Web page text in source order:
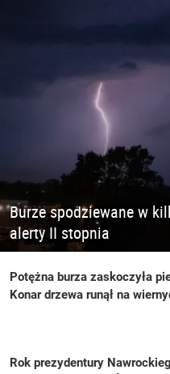
Burze spodziewane w
alerty II stopnia
Potężna burza zaskoczyła
Konar drzewa runął na
Rok prezydentury